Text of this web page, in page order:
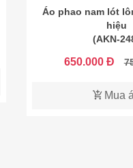
Áo phao nam lót
hiệu
(AKN-
650.000 Đ
Mua